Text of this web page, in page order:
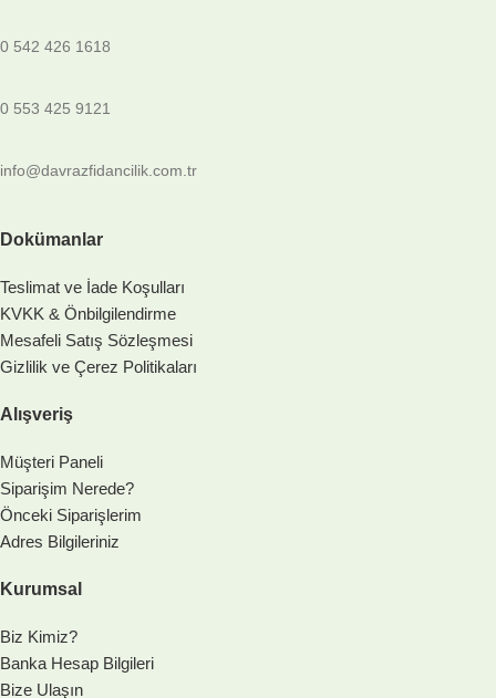
0 542 426 1618
0 553 425 9121
info@davrazfidancilik.com.tr
Dokümanlar
Teslimat ve İade Koşulları
KVKK & Önbilgilendirme
Mesafeli Satış Sözleşmesi
Gizlilik ve Çerez Politikaları
Alışveriş
Müşteri Paneli
Siparişim Nerede?
Önceki Siparişlerim
Adres Bilgileriniz
Kurumsal
Biz Kimiz?
Banka Hesap Bilgileri
Bize Ulaşın